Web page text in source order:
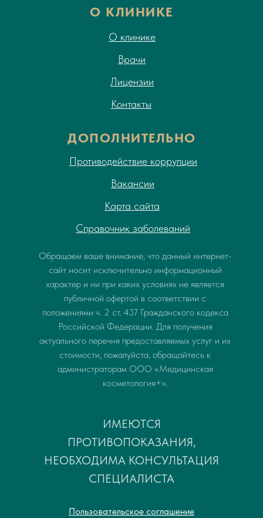
О КЛИНИКЕ
ДОПОЛНИТЕЛЬНО
Врачи
Лицензии
О клинике
Контакты
Вакансии
Карта сайта
Справочник заболеваний
Противодействие коррупции
Обращаем ваше внимание, что данный интернет-
сайт носит исключительно информационный
характер и ни при каких условиях не является
публичной офертой в соответствии с
положениями ч. 2 ст. 437 Гражданского кодекса
Российской Федерации. Для получения
актуального перечня предоставляемых услуг и их
стоимости, пожалуйста, обращайтесь к
администраторам ООО «Медицинская
косметология+».
ИМЕЮТСЯ
ПРОТИВОПОКАЗАНИЯ,
НЕОБХОДИМА КОНСУЛЬТАЦИЯ
СПЕЦИАЛИСТА
Пользовательское соглашение